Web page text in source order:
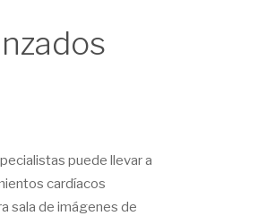
puede llevar a
cardíacos
sala de imágenes de